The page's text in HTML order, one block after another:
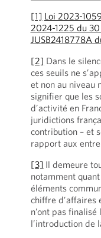
[1] Loi 2023-
2024-1225 du
JUSB2418778A
[2] Dans le
ces seuils ne
et non au niveau
signifier que les
d’activité en
juridictions
contribution – et
rapport aux
[3] Il demeure
notamment
éléments
chiffre d’affaires
n’ont pas
l’introduction de